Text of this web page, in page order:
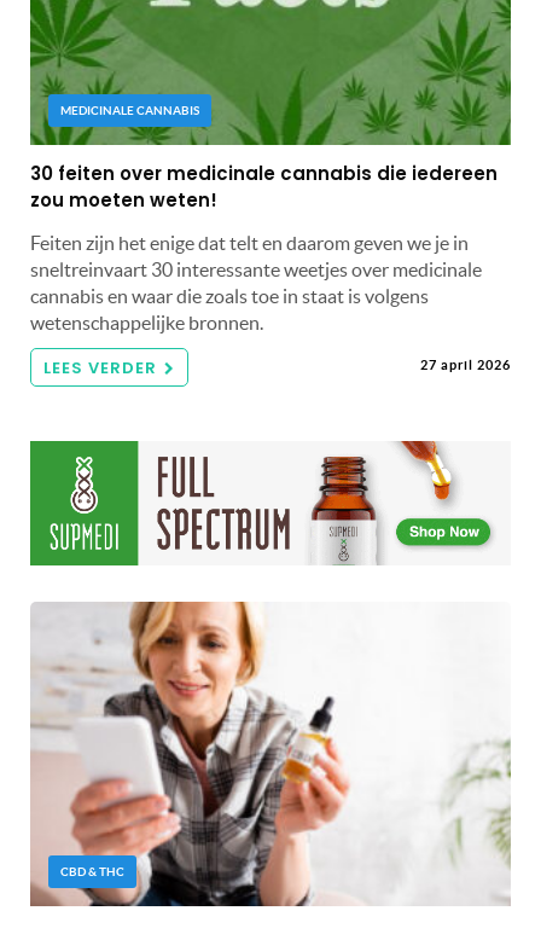
MEDICINALE CANNABIS
30 feiten over medicinale cannabis die iedereen
zou moeten weten!
Feiten zijn het enige dat telt en daarom geven we je in
sneltreinvaart 30 interessante weetjes over medicinale
cannabis en waar die zoals toe in staat is volgens
wetenschappelijke bronnen.
LEES VERDER 27 april 2026
CBD & THC